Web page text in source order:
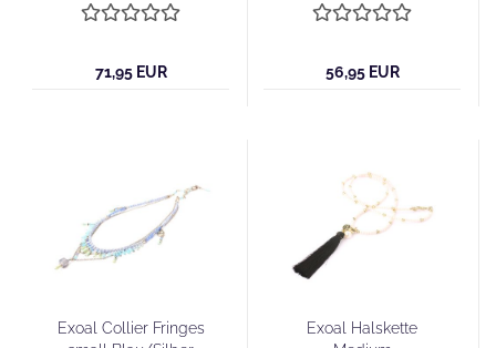
71,95 EUR 56,95 EUR
Exoal Collier Fringes
Exoal Halskette